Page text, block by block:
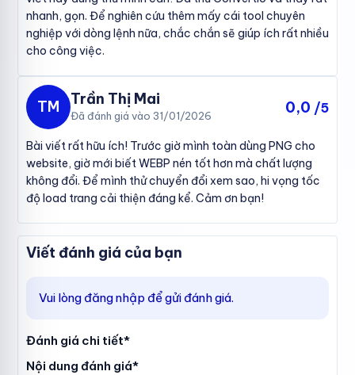
nhanh, gọn. Để nghiên cứu thêm mấy cái tool chuyên
nghiệp với dòng lệnh nữa, chắc chắn sẽ giúp ích rất nhiều
cho công việc.
TM Trần Thị Mai
Đã đánh giá vào 31/01/2026 0,0 /5
Bài viết rất hữu ích! Trước giờ mình toàn dùng PNG cho
website, giờ mới biết WEBP nén tốt hơn mà chất lượng
không đổi. Để mình thử chuyển đổi xem sao, hi vọng tốc
độ load trang cải thiện đáng kể. Cảm ơn bạn!
Viết đánh giá của bạn
Vui lòng đăng nhập để gửi đánh giá.
Đánh giá chi tiết*
Nội dung đánh giá*